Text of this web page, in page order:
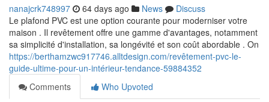
nanajcrk748997 64 days ago News
Discuss
Le plafond PVC est une option courante pour moderniser votre
maison . Il revêtement offre une gamme d'avantages, notamment
sa simplicité d'installation, sa longévité et son coût abordable . On
https://berthamzwc917746.alltdesign.com/revêtement-pvc-le-
guide-ultime-pour-un-intérieur-tendance-59884352
Comments
Who Upvoted